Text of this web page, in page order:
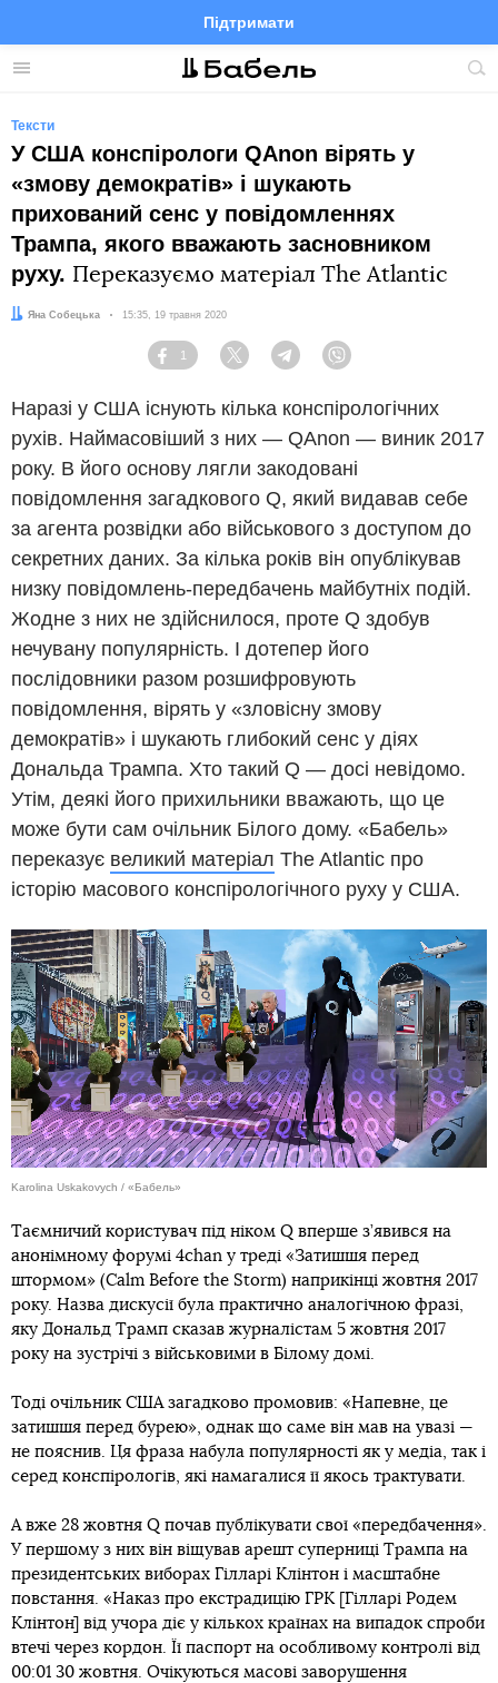
Меню
Підтримати
FacebookTelegramTwitter
Тексти
У США конспірологи QAnon вірять у
«змову демократів» і шукають
прихований сенс у повідомленнях
Трампа, якого вважають засновником
руху. Переказуємо матеріал The Atlantic
Автор:
Яна Собецька Дата:
15:35, 19 травня 2020
Facebook
1
Twitter TelegramViber
Наразі у США існують кілька конспірологічних
рухів. Наймасовіший з них — QAnon — виник 2017
року. В його основу лягли закодовані
повідомлення загадкового Q, який видавав себе
за агента розвідки або військового з доступом до
секретних даних. За кілька років він опублікував
низку повідомлень-передбачень майбутніх подій.
Жодне з них не здійснилося, проте Q здобув
нечувану популярність. І дотепер його
послідовники разом розшифровують
повідомлення, вірять у «зловісну змову
демократів» і шукають глибокий сенс у діях
Дональда Трампа. Хто такий Q — досі невідомо.
Утім, деякі його прихильники вважають, що це
може бути сам очільник Білого дому. «Бабель»
переказує великий матеріал The Atlantic про
історію масового конспірологічного руху у США.
Karolina Uskakovych / «Бабель»
Таємничий користувач під ніком Q вперше з’явився на
анонімному форумі 4chan у треді «Затишшя перед
штормом» (Calm Before the Storm) наприкінці жовтня 2017
року. Назва дискусії була практично аналогічною фразі,
яку Дональд Трамп сказав журналістам 5 жовтня 2017
року на зустрічі з військовими в Білому домі.
Тоді очільник США загадково промовив: «Напевне, це
затишшя перед бурею», однак що саме він мав на увазі —
не пояснив. Ця фраза набула популярності як у медіа, так і
серед конспірологів, які намагалися її якось трактувати.
А вже 28 жовтня Q почав публікувати свої «передбачення».
У першому з них він віщував арешт суперниці Трампа на
президентських виборах Гілларі Клінтон і масштабне
повстання. «Наказ про екстрадицію ГРК [Гілларі Родем
Клінтон] від учора діє у кількох країнах на випадок спроби
втечі через кордон. Її паспорт на особливому контролі від
00:01 30 жовтня. Очікуються масові заворушення